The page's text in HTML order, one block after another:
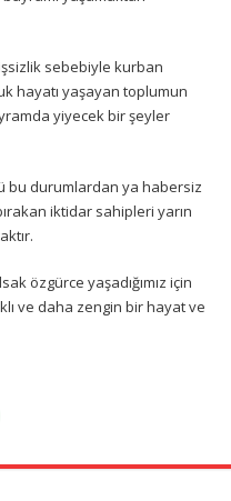
sebebiyle kurban
hayatı yaşayan toplumun
yiyecek bir şeyler
bu durumlardan ya habersiz
iktidar sahipleri yarın
özgürce yaşadığımız için
ve daha zengin bir hayat ve